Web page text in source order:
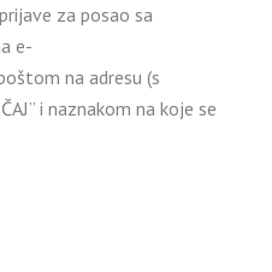
za posao sa
e-
na adresu (s
i naznakom na koje se